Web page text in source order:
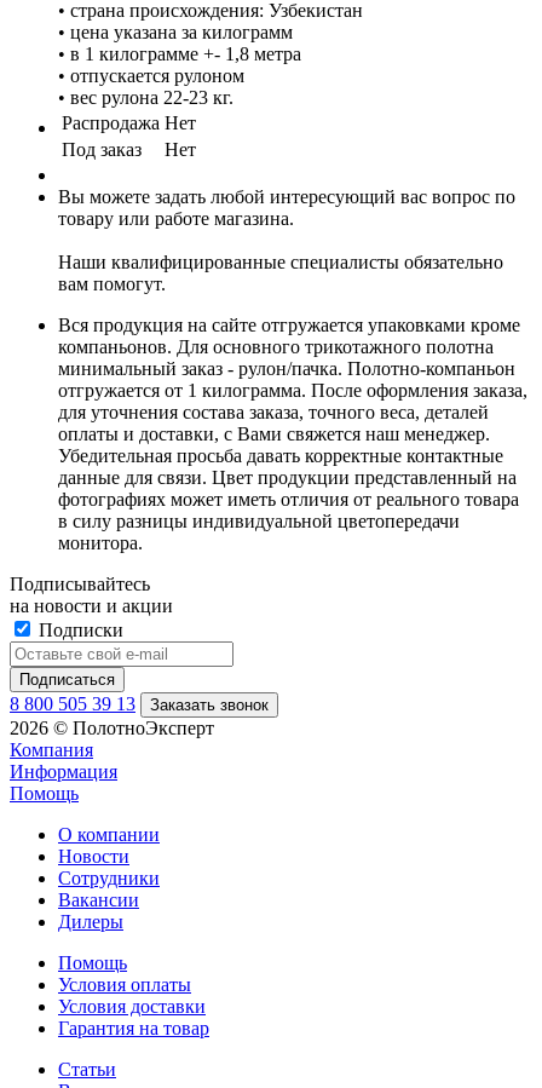
• страна происхождения: Узбекистан
• цена указана за килограмм
• в 1 килограмме +- 1,8 метра
• отпускается рулоном
• вес рулона 22-23 кг.
Распродажа Нет
Под заказ
Нет
Вы можете задать любой интересующий вас вопрос по
товару или работе магазина.
Наши квалифицированные специалисты обязательно
вам помогут.
Вся продукция на сайте отгружается упаковками кроме
компаньонов. Для основного трикотажного полотна
минимальный заказ - рулон/пачка. Полотно-компаньон
отгружается от 1 килограмма. После оформления заказа,
для уточнения состава заказа, точного веса, деталей
оплаты и доставки, с Вами свяжется наш менеджер.
Убедительная просьба давать корректные контактные
данные для связи. Цвет продукции представленный на
фотографиях может иметь отличия от реального товара
в силу разницы индивидуальной цветопередачи
монитора.
Подписывайтесь
на новости и акции
Подписки
8 800 505 39 13 Заказать звонок
2026 © ПолотноЭксперт
Компания
Информация
Помощь
О компании
Новости
Сотрудники
Вакансии
Дилеры
Помощь
Условия оплаты
Условия доставки
Гарантия на товар
Статьи